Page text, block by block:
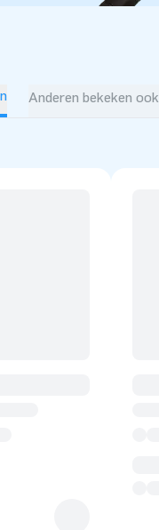
Anderen bekeken ook